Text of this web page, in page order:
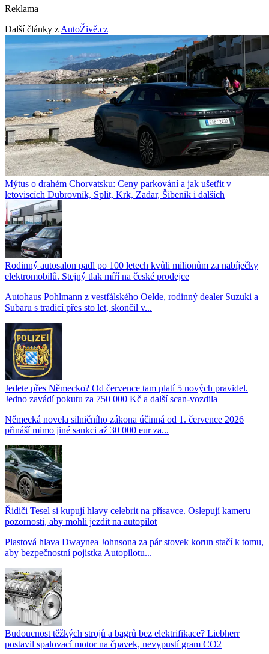
Reklama
Další články z AutoŽivě.cz
Mýtus o drahém Chorvatsku: Ceny parkování a jak ušetřit v
letoviscích Dubrovník, Split, Krk, Zadar, Šibenik i dalších
Rodinný autosalon padl po 100 letech kvůli milionům za nabíječky
elektromobilů. Stejný tlak míří na české prodejce
Autohaus Pohlmann z vestfálského Oelde, rodinný dealer Suzuki a
Subaru s tradicí přes sto let, skončil v...
Jedete přes Německo? Od července tam platí 5 nových pravidel.
Jedno zavádí pokutu za 750 000 Kč a další scan-vozdila
Německá novela silničního zákona účinná od 1. července 2026
přináší mimo jiné sankci až 30 000 eur za...
Řidiči Tesel si kupují hlavy celebrit na přísavce. Oslepují kameru
pozornosti, aby mohli jezdit na autopilot
Plastová hlava Dwaynea Johnsona za pár stovek korun stačí k tomu,
aby bezpečnostní pojistka Autopilotu...
Budoucnost těžkých strojů a bagrů bez elektrifikace? Liebherr
postavil spalovací motor na čpavek, nevypustí gram CO2